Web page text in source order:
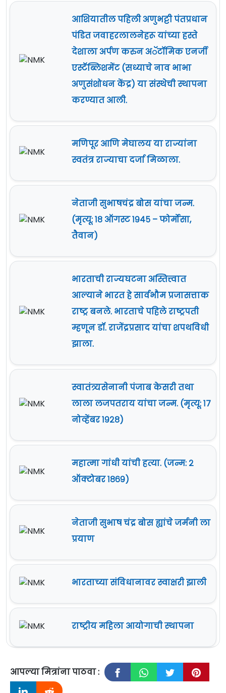
आशियातील पहिली अणुभट्टी पंतप्रधान
पंडित जवाहरलालनेहरू यांच्या हस्ते
देशाला अर्पण करुन अॅटॉमिक एनर्जी
एस्टॅब्लिशमेंट (सध्याचे नाव भाभा
अणुसंशोधन केंद्र) या संस्थेची स्थापना
करण्यात आली.
मणिपूर आणि मेघालय या राज्यांना
स्वतंत्र राज्याचा दर्जा मिळाला.
नेताजी सुभाषचंद्र बोस यांचा जन्म.
(मृत्यू: १८ ऑगस्ट १९४५ – फोर्मोसा,
तैवान)
भारताची राज्यघटना अस्तित्त्वात
आल्याने भारत हे सार्वभौम प्रजासत्ताक
राष्ट्र बनले. भारताचे पहिले राष्ट्रपती
म्हणून डॉ. राजेंद्रप्रसाद यांचा शपथविधी
झाला.
स्वातंत्र्यसेनानी पंजाब केसरी तथा
लाला लजपतराय यांचा जन्म. (मृत्यू: १७
नोव्हेंबर १९२८)
महात्मा गांधी यांची हत्या. (जन्म: २
ऑक्टोबर १८६९)
नेताजी सुभाष चंद्र बोस ह्यांचे जर्मनी ला
प्रयाण
भारताच्या संविधानावर स्वाक्षरी झाली
राष्ट्रीय महिला आयोगाची स्थापना
आपल्या मित्रांना पाठवा :